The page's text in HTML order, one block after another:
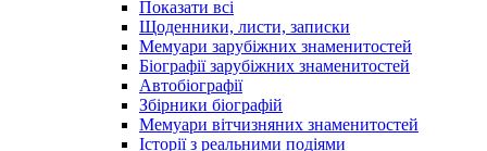
Показати всі
Щоденники, листи, записки
Мемуари зарубіжних знаменитостей
Біографії зарубіжних знаменитостей
Автобіографії
Збірники біографій
Мемуари вітчизняних знаменитостей
Історії з реальними подіями